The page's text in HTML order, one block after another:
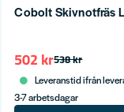
Cobolt Skivnotfräs
538 kr
502 kr
Leveranstid ifrån
3-7 arbetsdagar